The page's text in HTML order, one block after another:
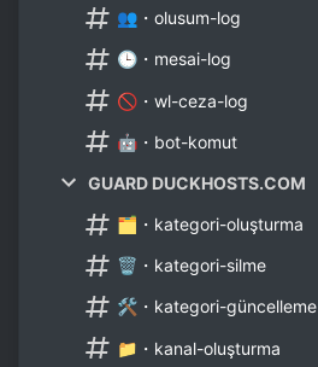
👥・olusum-log
🕒・mesai-log
🚫・wl-ceza-log
🤖・bot-komut
GUARD DUCKHOSTS.COM
🗂・kategori-oluşturma
🗑・kategori-silme
🛠・kategori-güncelleme
📁・kanal-oluşturma